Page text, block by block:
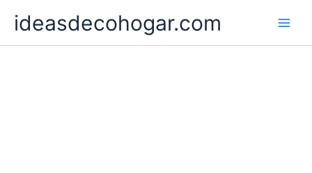
ideasdecohogar.com